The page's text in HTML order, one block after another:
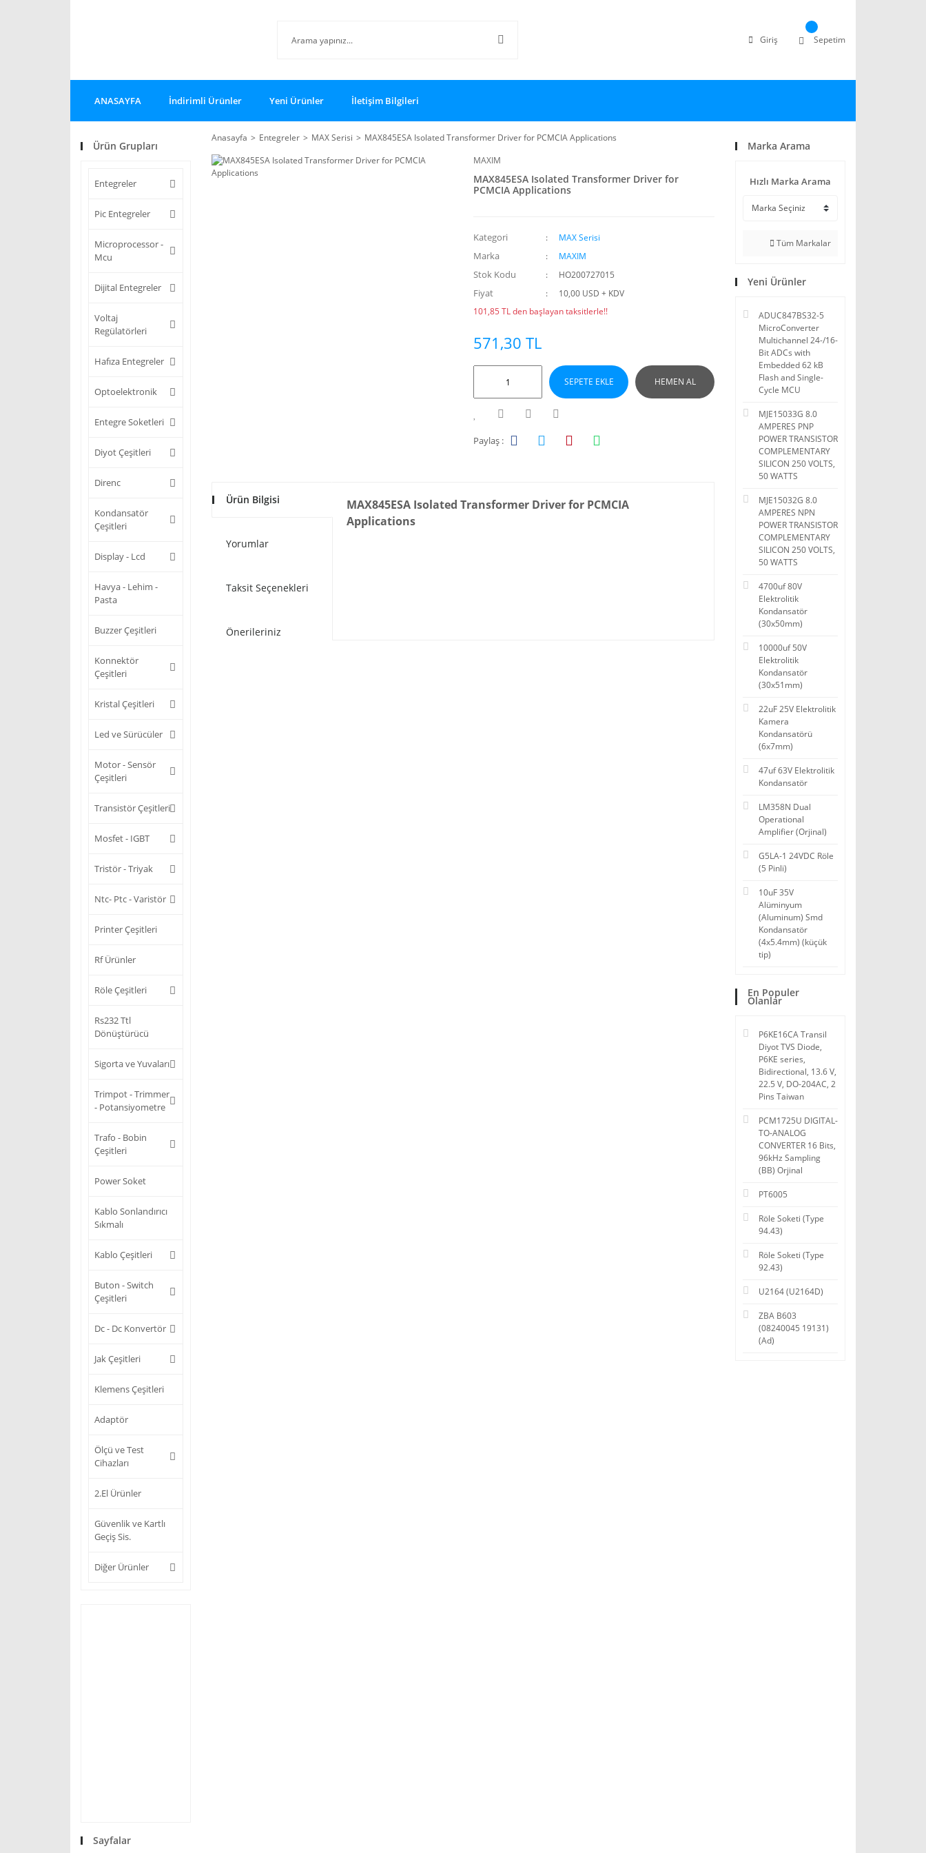
Giriş Sepetim
ANASAYFA İndirimli Ürünler Yeni Ürünler İletişim Bilgileri
Ürün Grupları
Entegreler
Pic Entegreler
Microprocessor -
Mcu
Dijital Entegreler
Voltaj
Regülatörleri
Hafıza Entegreler
Optoelektronik
Entegre Soketleri
Diyot Çeşitleri
Direnc
Kondansatör
Çeşitleri
Display - Lcd
Havya - Lehim -
Pasta
Buzzer Çeşitleri
Konnektör
Çeşitleri
Kristal Çeşitleri
Led ve Sürücüler
Motor - Sensör
Çeşitleri
Transistör Çeşitleri
Mosfet - IGBT
Tristör - Triyak
Ntc- Ptc - Varistör
Printer Çeşitleri
Rf Ürünler
Röle Çeşitleri
Rs232 Ttl
Dönüştürücü
Sigorta ve Yuvaları
Trimpot - Trimmer
- Potansiyometre
Trafo - Bobin
Çeşitleri
Power Soket
Kablo Sonlandırıcı
Sıkmalı
Kablo Çeşitleri
Buton - Switch
Çeşitleri
Dc - Dc Konvertör
Jak Çeşitleri
Klemens Çeşitleri
Adaptör
Ölçü ve Test
Cihazları
2.El Ürünler
Güvenlik ve Kartlı
Geçiş Sis.
Diğer Ürünler
Sayfalar
Anasayfa Entegreler MAX Serisi
MAX845ESA Isolated Transformer Driver for PCMCIA Applications
MAXIM
MAX845ESA Isolated Transformer Driver for
PCMCIA Applications
Kategori MAX Serisi
Marka MAXIM
Stok Kodu HO200727015
Fiyat
10,00 USD + KDV
101,85 TL den başlayan taksitlerle!!
571,30 TL
SEPETE EKLE HEMEN AL
Paylaş :
Ürün Bilgisi
Yorumlar
Taksit Seçenekleri
Önerileriniz
MAX845ESA Isolated Transformer Driver for PCMCIA
Applications
Marka Arama
Hızlı Marka Arama
Tüm Markalar
Yeni Ürünler
ADUC847BS32-5
MicroConverter
Multichannel 24-/16-
Bit ADCs with
Embedded 62 kB
Flash and Single-
Cycle MCU
MJE15033G 8.0
AMPERES PNP
POWER TRANSISTOR
COMPLEMENTARY
SILICON 250 VOLTS,
50 WATTS
MJE15032G 8.0
AMPERES NPN
POWER TRANSISTOR
COMPLEMENTARY
SILICON 250 VOLTS,
50 WATTS
4700uf 80V
Elektrolitik
Kondansatör
(30x50mm)
10000uf 50V
Elektrolitik
Kondansatör
(30x51mm)
22uF 25V Elektrolitik
Kamera
Kondansatörü
(6x7mm)
47uf 63V Elektrolitik
Kondansatör
LM358N Dual
Operational
Amplifier (Orjinal)
G5LA-1 24VDC Röle
(5 Pinli)
10uF 35V
Alüminyum
(Aluminum) Smd
Kondansatör
(4x5.4mm) (küçük
tip)
En Populer
Olanlar
P6KE16CA Transil
Diyot TVS Diode,
P6KE series,
Bidirectional, 13.6 V,
22.5 V, DO-204AC, 2
Pins Taiwan
PCM1725U DIGITAL-
TO-ANALOG
CONVERTER 16 Bits,
96kHz Sampling
(BB) Orjinal
PT6005
Röle Soketi (Type
94.43)
Röle Soketi (Type
92.43)
U2164 (U2164D)
ZBA B603
(08240045 19131)
(Ad)